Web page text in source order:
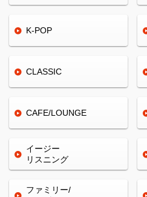
K-POP
CLASSIC
CAFE/LOUNGE
イージー
リスニング
ファミリー/